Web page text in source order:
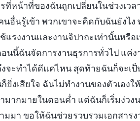
ที่หน้าที่ของฉันถูกเปลี่ยนในช่วงเว
อื่นรู้เข้า พวกเขาจะคิดกับฉันยังไ
รงงานและงานจิปาถะเท่านั้นหรือ
นี้ฉันจัดการงานธุรการทั่วไป แค่ง
จะทำได้ดีแค่ไหน สุดท้ายฉันก็จะเ
ยิ่งเสียใจ ฉันไม่ทำงานของตัวเอง
มากมายในตอนค่ำ แต่ฉันก็เริ่มง่วง
มา ขอให้ฉันช่วยรวบรวมเอกสารง